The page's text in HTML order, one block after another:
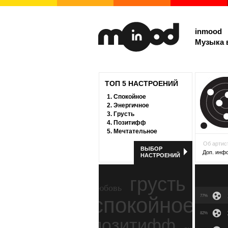
inmood
Музыка
ТОП 5 НАСТРОЕНИЙ
1. Спокойное
2. Энергичное
3. Грусть
4. Позитифф
5. Мечтательное
ВЫБОР
НАСТРОЕНИЙ
любовь грусть
спокойное
Об
Доп.
77%
82%